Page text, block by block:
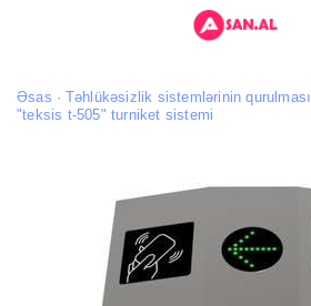
Əsas
Təhlükəsizlik sistemlərinin qurulması
"teksis t-505" turniket sistemi